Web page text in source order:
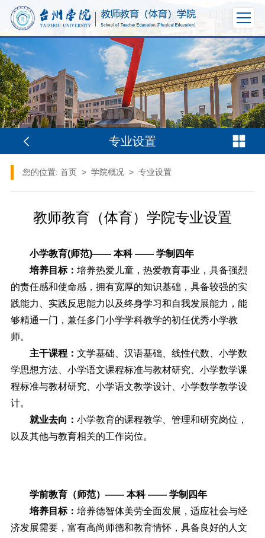
专业设置
您的位置: 首页> 学院概况> 专业设置
教师教育（体育）学院专业设置
小学教育(师范)—— 本科 —— 学制四年
培养目标： 培养热爱儿童，热爱教育事业，具备强烈
的责任感和使命感，拥有宽厚的知识基础，具备较强的实
践能力、实践反思能力以及终身学习和自我发展能力，能
够精通一门，兼任多门小学学科教学的初任优秀小学教
师。
主干课程： 文学基础、汉语基础、线性代数、小学数
学思想方法、小学语文课程标准与教材研究、小学数学课
程标准与教材研究、小学语文教学设计、小学数学教学设
计。
就业去向： 小学教育的课程教学、管理和研究岗位，
以及其他与教育相关的工作岗位。
学前教育（师范）—— 本科 —— 学制四年
培养目标： 培养德智体美劳全面发展，适应社会与经
济发展需要，富有高尚师德和教育情怀，具备良好的人文